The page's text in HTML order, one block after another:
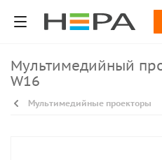
Мультимедийный проектор Barco G100
W16
Мультимедийные проекторы